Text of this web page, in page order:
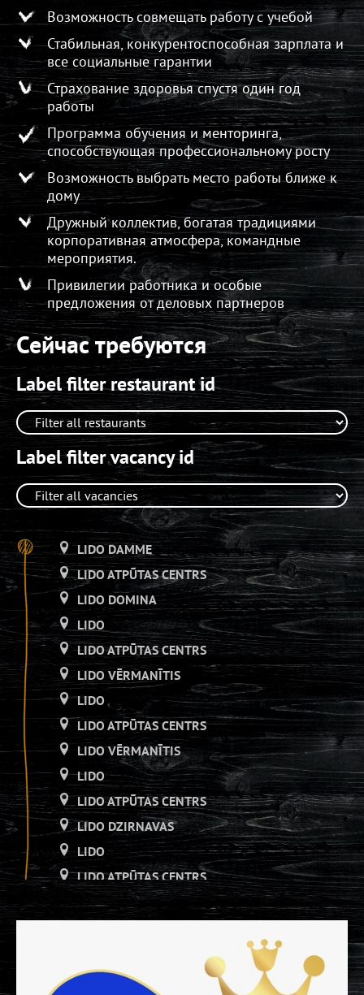
Возможность совмещать работу с учебой
Стабильная, конкурентоспособная зарплата и
все социальные гарантии
Страхование здоровья спустя один год
работы
Программа обучения и менторинга,
способствующая профессиональному росту
Возможность выбрать место работы ближе к
дому
Дружный коллектив, богатая традициями
корпоративная атмосфера, командные
мероприятия.
Привилегии работника и особые
предложения от деловых партнеров
Сейчас требуются
Label filter restaurant id
Label filter vacancy id
LIDO DAMME
LIDO ATPŪTAS CENTRS
LIDO DOMINA
LIDO
LIDO ATPŪTAS CENTRS
LIDO VĒRMANĪTIS
LIDO
LIDO ATPŪTAS CENTRS
LIDO VĒRMANĪTIS
LIDO
LIDO ATPŪTAS CENTRS
LIDO DZIRNAVAS
LIDO
LIDO ATPŪTAS CENTRS
LIDO DZIRNAVAS
LIDO DZIRNAVAS